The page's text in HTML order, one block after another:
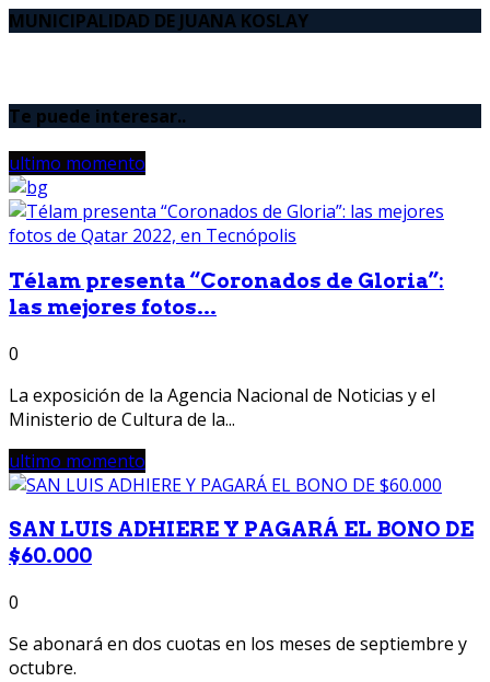
MUNICIPALIDAD DE JUANA KOSLAY
Te puede interesar..
ultimo momento
Télam presenta “Coronados de Gloria”:
las mejores fotos...
0
La exposición de la Agencia Nacional de Noticias y el
Ministerio de Cultura de la...
ultimo momento
SAN LUIS ADHIERE Y PAGARÁ EL BONO DE
$60.000
0
Se abonará en dos cuotas en los meses de septiembre y
octubre.